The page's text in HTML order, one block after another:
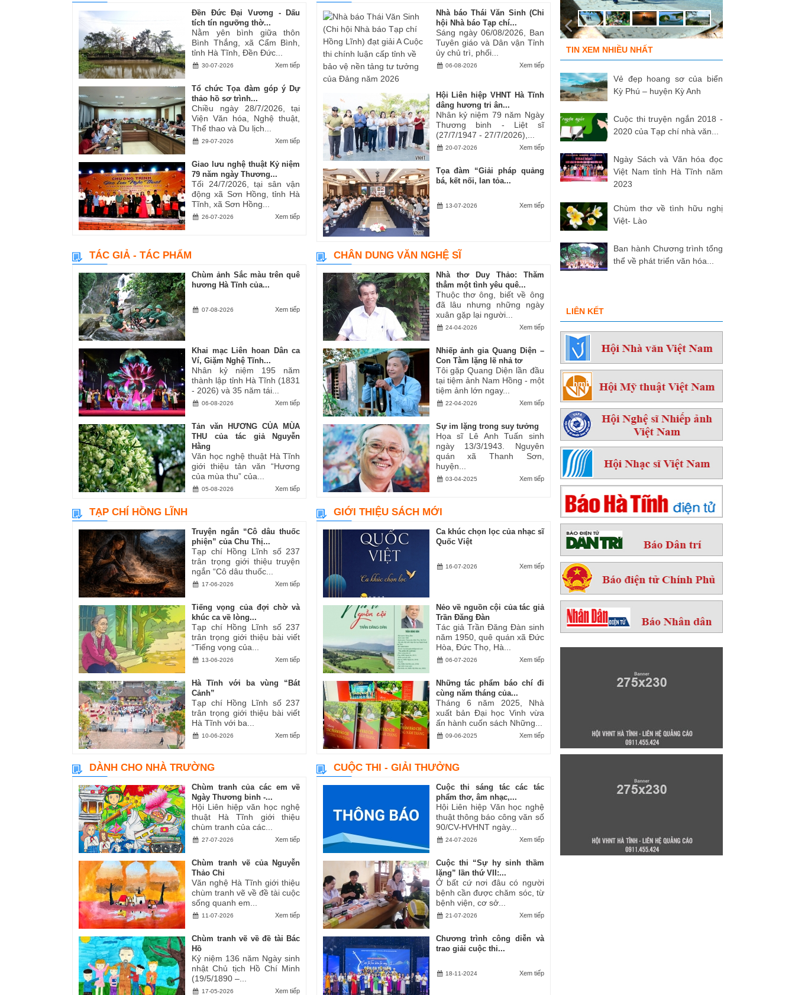
Đền Đức Đại Vương - Dấu
tích tín ngưỡng thờ...
Nằm yên bình giữa thôn
Bình Thắng, xã Cẩm Bình,
tỉnh Hà Tĩnh, Đền Đức...
Xem tiếp
30-07-2026
Tổ chức Tọa đàm góp ý Dự
thảo hồ sơ trình...
Chiều ngày 28/7/2026, tại
Viện Văn hóa, Nghệ thuật,
Thể thao và Du lịch...
Xem tiếp
29-07-2026
Giao lưu nghệ thuật Kỷ niệm
79 năm ngày Thương...
Tối 24/7/2026, tại sân vận
động xã Sơn Hồng, tỉnh Hà
Tĩnh, xã Sơn Hồng...
Xem tiếp
26-07-2026
Nhà báo Thái Văn Sinh (Chi
hội Nhà báo Tạp chí...
Sáng ngày 06/08/2026, Ban
Tuyên giáo và Dân vận Tỉnh
ủy chủ trì, phối...
Xem tiếp
06-08-2026
Hội Liên hiệp VHNT Hà Tĩnh
dâng hương tri ân...
Nhân kỷ niệm 79 năm Ngày
Thương binh - Liệt sĩ
(27/7/1947 - 27/7/2026),...
Xem tiếp
20-07-2026
Tọa đàm “Giải pháp quảng
bá, kết nối, lan tỏa...
Xem tiếp
13-07-2026
TÁC GIẢ - TÁC PHẨM
Chùm ảnh Sắc màu trên quê
hương Hà Tĩnh của...
Xem tiếp
07-08-2026
Khai mạc Liên hoan Dân ca
Ví, Giặm Nghệ Tĩnh...
Nhân kỷ niệm 195 năm
thành lập tỉnh Hà Tĩnh (1831
- 2026) và 35 năm tái...
Xem tiếp
06-08-2026
Tản văn HƯƠNG CỦA MÙA
THU của tác giả Nguyễn
Hằng
Văn học nghệ thuật Hà Tĩnh
giới thiệu tản văn “Hương
của mùa thu” của...
Xem tiếp
05-08-2026
CHÂN DUNG VĂN NGHỆ SĨ
Nhà thơ Duy Thảo: Thăm
thẳm một tình yêu quê...
Thuộc thơ ông, biết về ông
đã lâu nhưng những ngày
xuân gặp lại người...
Xem tiếp
24-04-2026
Nhiếp ảnh gia Quang Diện –
Con Tằm lặng lẽ nhả tơ
Tôi gặp Quang Diện lần đầu
tại tiệm ảnh Nam Hồng - một
tiệm ảnh lớn ngay...
Xem tiếp
22-04-2026
Sự im lặng trong suy tưởng
Họa sĩ Lê Anh Tuấn sinh
ngày 13/3/1943. Nguyên
quán xã Thanh Sơn,
huyện...
Xem tiếp
03-04-2025
TẠP CHÍ HỒNG LĨNH
Truyện ngắn “Cô dâu thuốc
phiện” của Chu Thị...
Tạp chí Hồng Lĩnh số 237
trân trọng giới thiệu truyện
ngắn “Cô dâu thuốc...
Xem tiếp
17-06-2026
Tiếng vọng của đợi chờ và
khúc ca về lòng...
Tạp chí Hồng Lĩnh số 237
trân trọng giới thiệu bài viết
“Tiếng vọng của...
Xem tiếp
13-06-2026
Hà Tĩnh với ba vùng “Bát
Cảnh”
Tạp chí Hồng Lĩnh số 237
trân trọng giới thiệu bài viết
Hà Tĩnh với ba...
Xem tiếp
10-06-2026
GIỚI THIỆU SÁCH MỚI
Ca khúc chọn lọc của nhạc sĩ
Quốc Việt
Xem tiếp
16-07-2026
Nẻo về nguồn cội của tác giả
Trần Đăng Đàn
Tác giả Trần Đăng Đàn sinh
năm 1950, quê quán xã Đức
Hòa, Đức Thọ, Hà...
Xem tiếp
06-07-2026
Những tác phẩm báo chí đi
cùng năm tháng của...
Tháng 6 năm 2025, Nhà
xuất bản Đại học Vinh vừa
ấn hành cuốn sách Những...
Xem tiếp
09-06-2025
DÀNH CHO NHÀ TRƯỜNG
Chùm tranh của các em về
Ngày Thương binh -...
Hội Liên hiệp văn học nghệ
thuật Hà Tĩnh giới thiệu
chùm tranh của các...
Xem tiếp
27-07-2026
Chùm tranh vẽ của Nguyễn
Thảo Chi
Văn nghệ Hà Tĩnh giới thiệu
chùm tranh vẽ về đề tài cuộc
sống quanh em...
Xem tiếp
11-07-2026
Chùm tranh vẽ về đề tài Bác
Hồ
Kỷ niệm 136 năm Ngày sinh
nhật Chủ tịch Hồ Chí Minh
(19/5/1890 –...
Xem tiếp
17-05-2026
CUỘC THI - GIẢI THƯỞNG
Cuộc thi sáng tác các tác
phẩm thơ, âm nhạc,...
Hội Liên hiệp Văn học nghệ
thuật thông báo công văn số
90/CV-HVHNT ngày...
Xem tiếp
24-07-2026
Cuộc thi “Sự hy sinh thầm
lặng” lần thứ VII:...
Ở bất cứ nơi đâu có người
bệnh cần được chăm sóc, từ
bệnh viện, cơ sở...
Xem tiếp
21-07-2026
Chương trình công diễn và
trao giải cuộc thi...
Xem tiếp
18-11-2024
TIN XEM NHIỀU NHẤT
Vẻ đẹp hoang sơ của biển
Kỳ Phú – huyện Kỳ Anh
Cuộc thi truyện ngắn 2018 -
2020 của Tạp chí nhà văn...
Ngày Sách và Văn hóa đọc
Việt Nam tỉnh Hà Tĩnh năm
2023
Chùm thơ về tình hữu nghị
Việt- Lào
Ban hành Chương trình tổng
thể về phát triển văn hóa...
LIÊN KẾT